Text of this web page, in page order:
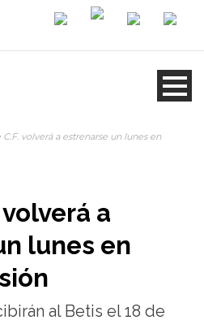
C.F. volverá a estrenarse un lunes en
volverá a
lunes en
al Betis el 18 de